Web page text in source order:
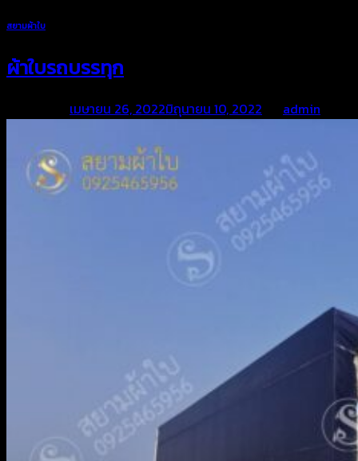
สยามผ้าใบ
ผ้าใบรถบรรทุก
เมษายน 26, 2022มิถุนายน 10, 2022 admin